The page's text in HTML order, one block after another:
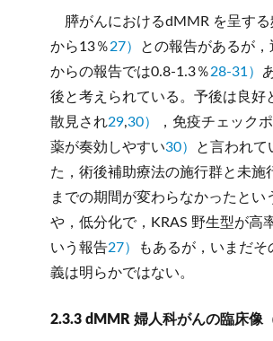
膵がんにおけるdMMR を呈す
から13％27）
との報告があるが
からの報告では0.8-1.3％28-31）
後と考えられている。予後は良好
散見され29,30）
，免疫チェック
薬が奏効しやすい30）
と言われて
た，術後補助療法の施行群と未施
までの期間が変わらなかったとい
や，低分化で，KRAS 野生型が高
いう報告27）
もあるが，いまだそ
義は明らかではない。
2.3.3 dMMR 婦人科がんの臨床像